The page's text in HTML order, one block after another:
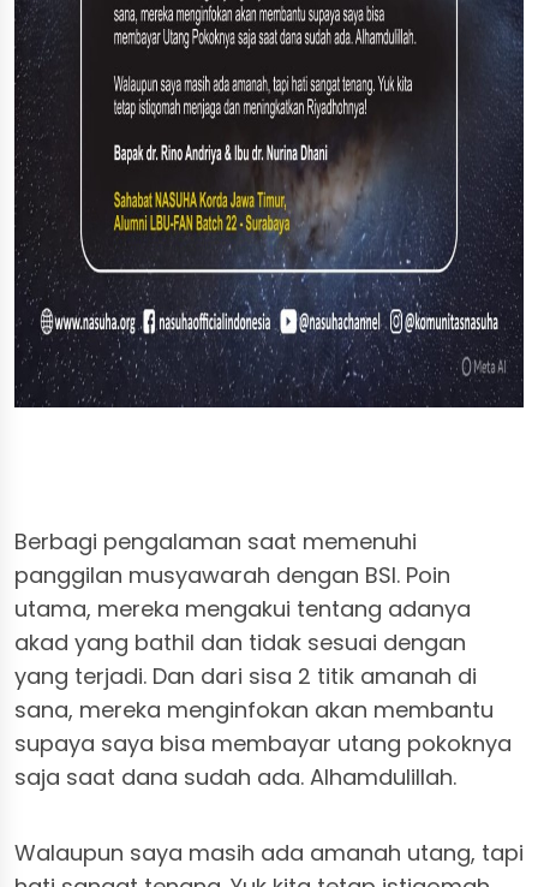
Berbagi pengalaman saat memenuhi
panggilan musyawarah dengan BSI. Poin
utama, mereka mengakui tentang adanya
akad yang bathil dan tidak sesuai dengan
yang terjadi. Dan dari sisa 2 titik amanah di
sana, mereka menginfokan akan membantu
supaya saya bisa membayar utang pokoknya
saja saat dana sudah ada. Alhamdulillah.
Walaupun saya masih ada amanah utang, tapi